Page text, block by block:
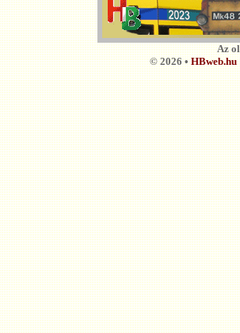
Az
© 2026 •HBweb.hu